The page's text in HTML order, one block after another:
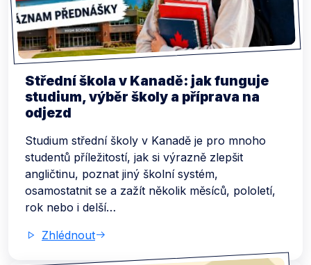
Střední škola v Kanadě: jak funguje
studium, výběr školy a příprava na
odjezd
Studium střední školy v Kanadě je pro mnoho
studentů příležitostí, jak si výrazně zlepšit
angličtinu, poznat jiný školní systém,
osamostatnit se a zažít několik měsíců, pololetí,
rok nebo i delší…
Zhlédnout